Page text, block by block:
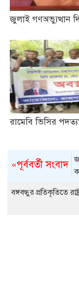
জুলাই গণঅভ্যুত্থান
রামেবি ভিসির
«পূর্ববর্তী সংবাদ
বঙ্গবন্ধুর প্রতিকৃতিতে